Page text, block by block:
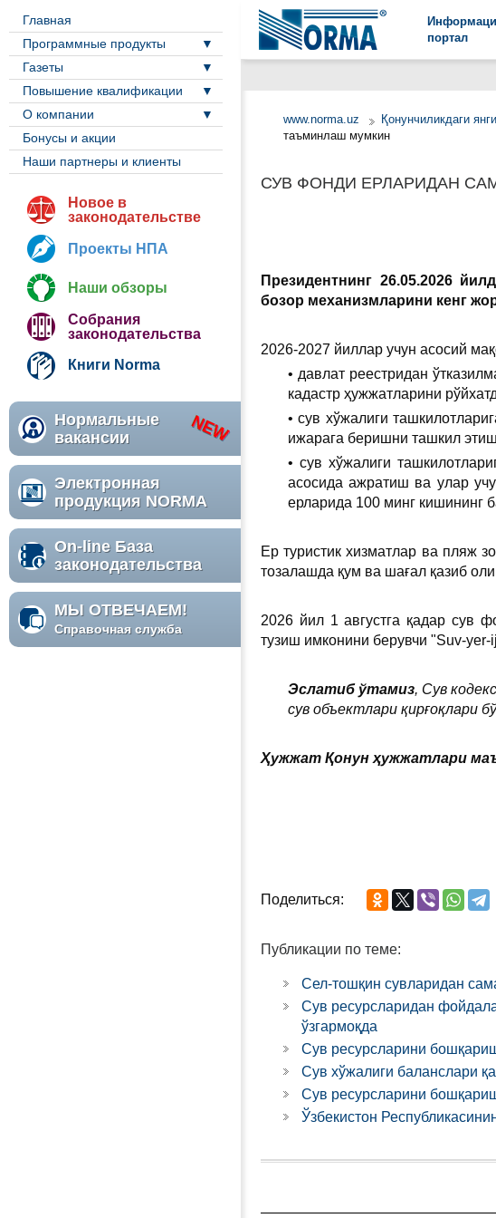
портал
Главная
Программные продукты
Газеты
Повышение квалификации
О компании
Бонусы и акции
Наши партнеры и клиенты
Новое в
законодательстве
Проекты НПА
Наши обзоры
Собрания
законодательства
Книги Norma
Нормальные
вакансии
Электронная
продукция NORMA
On-line База
законодательства
МЫ ОТВЕЧАЕМ!
Справочная служба
www.norma.uz Қонунчиликдаги
таъминлаш мумкин
СУВ ФОНДИ ЕРЛАРИДАН
Президентнинг 26.05.2026
бозор механизмларини кенг
2026-2027 йиллар учун асосий
• давлат реестридан
кадастр ҳужжатларини
• сув хўжалиги
ижарага беришни ташкил
• сув хўжалиги
асосида ажратиш ва улар
ерларида 100 минг кишининг
Ер туристик хизматлар ва пляж
тозалашда қум ва шағал қазиб
2026 йил 1 августга қадар сув
тузиш имконини берувчи "Suv-
Эслатиб ўтамиз, Сув
сув объектлари қирғоқлари
Ҳужжат Қонун ҳужжатлари
Поделиться:
Публикации по теме:
Сел-тошқин сувларидан
Сув ресурсларидан
ўзгармоқда
Сув ресурсларини
Сув хўжалиги баланслари
Сув ресурсларини
Ўзбекистон